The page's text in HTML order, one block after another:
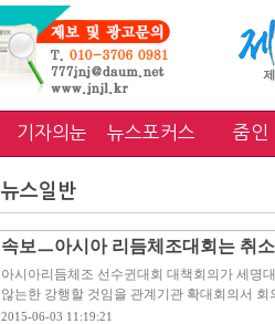
기자의눈 뉴스포커스 줌인
뉴스일반
속보ㅡ아시아 리듬체조대회는 취
아시아리듬체조 선수귄대회 대책회의가 세명
않는한 강행할 것임을 관계기관 확대회의서
2015-06-03 11:19:21